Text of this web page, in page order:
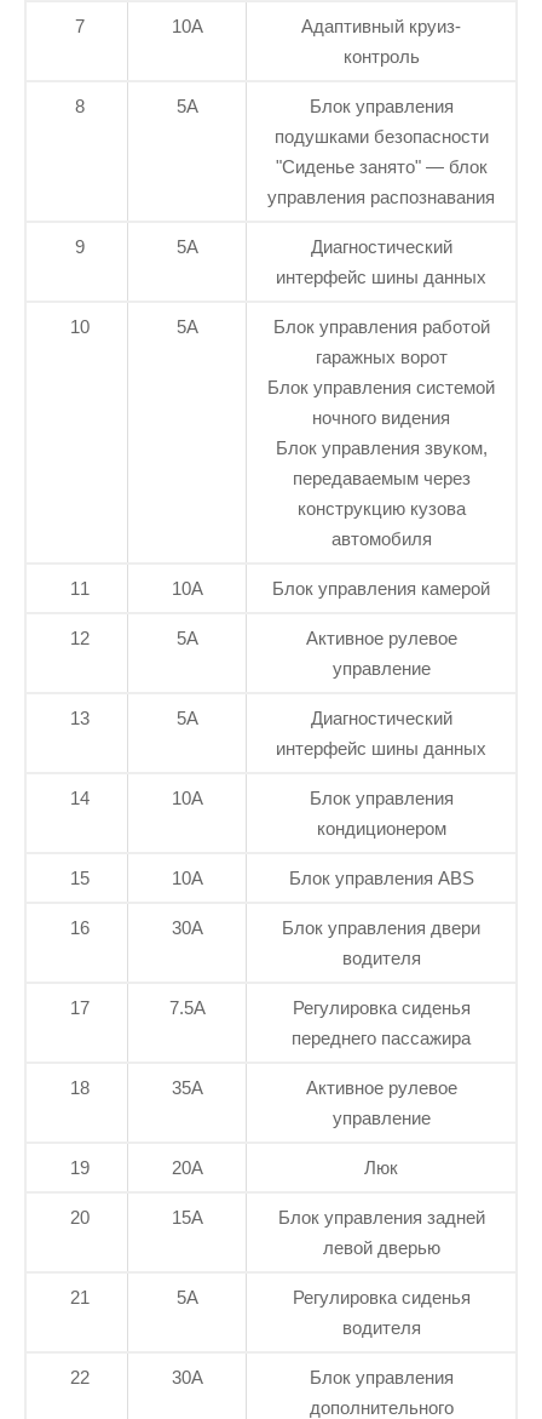
7 10А
Адаптивный круиз-
контроль
8 5А
Блок управления
подушками безопасности
"Сиденье занято" — блок
управления распознавания
9 5А
Диагностический
интерфейс шины данных
10 5А
Блок управления работой
гаражных ворот
Блок управления системой
ночного видения
Блок управления звуком,
передаваемым через
конструкцию кузова
автомобиля
11 10А Блок управления камерой
12 5А
Активное рулевое
управление
13 5А
Диагностический
интерфейс шины данных
14 10А
Блок управления
кондиционером
15 10А Блок управления ABS
16 30А
Блок управления двери
водителя
17 7.5А
Регулировка сиденья
переднего пассажира
18 35А
Активное рулевое
управление
19 20А Люк
20 15А
Блок управления задней
левой дверью
21 5А
Регулировка сиденья
водителя
22 30А
Блок управления
дополнительного